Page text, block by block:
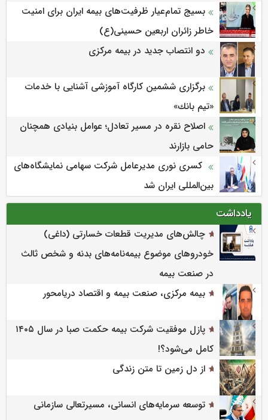
بسیج تمام‌عیار ظرفیت‌های بیمه ایران برای امنیت
خاطر زائران اربعین حسینی(ع)
دو انتصاب جدید در بیمه مرکزی
برگزاری ششمین كارگاه آموزشی آشنایی با خدمات
«تیم بانك»
اصلاح نقره در مسیر تعادل؛ عوامل بنیادی همچنان
حامی بازارند
کسری نوری مدیرعامل شرکت سهامی نمایشگاه‌های
بین‌المللی ایران شد
یادداشت
چالش‌های مدیریت قطعات خسارتی (داغی)
خودروهای موضوع بیمه‌نامه‌های بدنه و شخص ثالث
در صنعت بیمه
بیمه مرکزی، صنعت بیمه و اقتصاد دریامحور
پازل موفقیت شرکت بیمه حکمت صبا در سال ۱۴۰۵
کامل می‌شود؟!
از دل زمین تا متن زندگی
توسعه سرمایه‌های انسانی، مسیرتعالی سازمانی